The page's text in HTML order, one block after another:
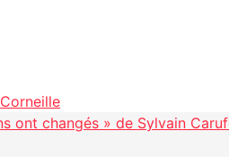
ont changés » de Sylvain